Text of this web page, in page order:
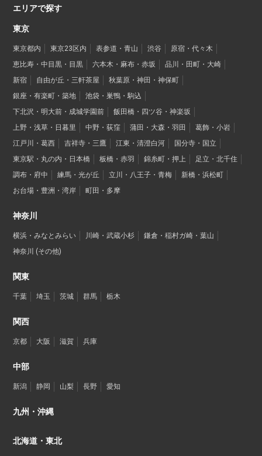
エリアで探す
東京
東京都内 東京23区内 表参道・青山 渋谷
原宿・代々木
恵比寿・中目黒・目黒
六本木・麻布・赤坂
品川・田町・大崎
新宿
自由が丘・三軒茶屋
秋葉原・神田・神保町
銀座・有楽町・築地
池袋・巣鴨・駒込
下北沢・明大前・成城学園前
飯田橋・四ツ谷・神楽坂
上野・浅草・日暮里
中野・荻窪 蒲田・大森・羽田
葛飾・小岩
江戸川・葛西
吉祥寺・三鷹 江東・清澄白河
国分寺・国立
東京駅・丸の内・日本橋
板橋・赤羽 錦糸町・押上
足立・北千住
調布・府中
練馬・光が丘 立川・八王子・青梅
新橋・浜松町
お台場・豊洲・湾岸
町田・多摩
神奈川
横浜・みなとみらい 川崎・武蔵小杉
鎌倉・稲村ガ崎・葉山
神奈川 (その他)
関東
千葉 埼玉 茨城 群馬 栃木
関西
京都 大阪 滋賀 兵庫
中部
新潟 静岡 山梨 長野 愛知
九州・沖縄
北海道・東北